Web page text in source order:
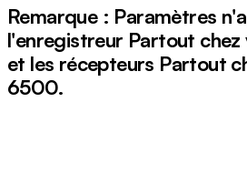
Remarque : Paramètres
l'enregistreur Partout
et les récepteurs Partout
6500.